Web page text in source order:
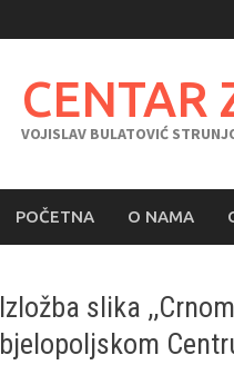
CENTAR
VOJISLAV BULATOVIĆ
POČETNA O NAMA
Izložba slika
bjelopoljskom